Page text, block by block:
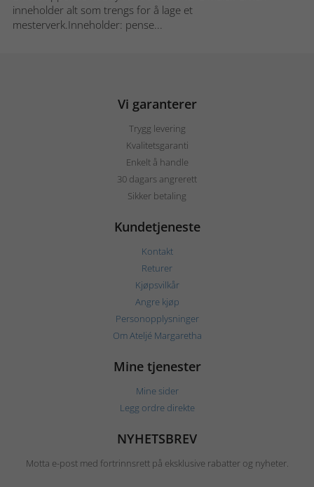
inneholder alt som trengs for å lage et
mesterverk.Inneholder: pense...
Vi garanterer
Trygg levering
Kvalitetsgaranti
Enkelt å handle
30 dagars angrerett
Sikker betaling
Kundetjeneste
Kontakt
Returer
Kjøpsvilkår
Angre kjøp
Personopplysninger
Om Ateljé Margaretha
Mine tjenester
Mine sider
Legg ordre direkte
NYHETSBREV
Motta e-post med fortrinnsrett på eksklusive rabatter og nyheter.